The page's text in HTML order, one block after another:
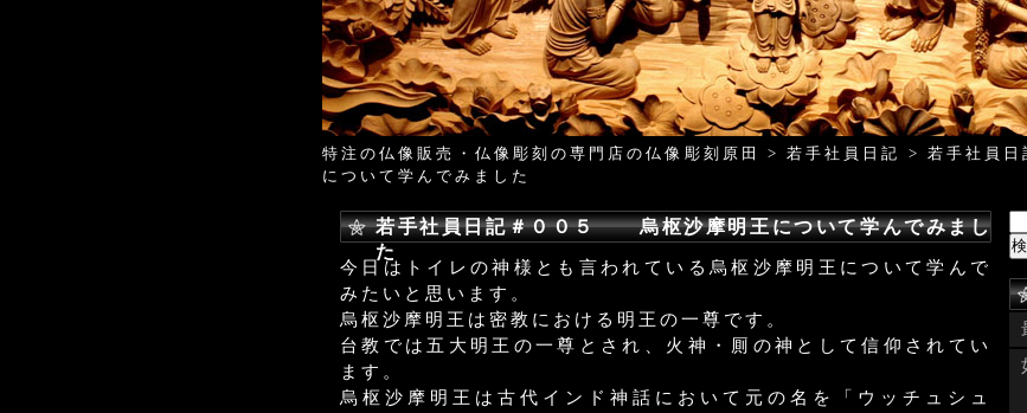
特注の仏像販売・仏像彫刻の専門店の仏像彫刻原田 >若手社員日記 > 若手社員
について学んでみました
若手社員日記＃００５ 烏枢沙摩明王について学んでみまし
た
今日はトイレの神様とも言われている烏枢沙摩明王について学んで
みたいと思います。
烏枢沙摩明王は密教における明王の一尊です。
台教では五大明王の一尊とされ、火神・厠の神として信仰されてい
ます。
烏枢沙摩明王は古代インド神話において元の名を「ウッチュシュ